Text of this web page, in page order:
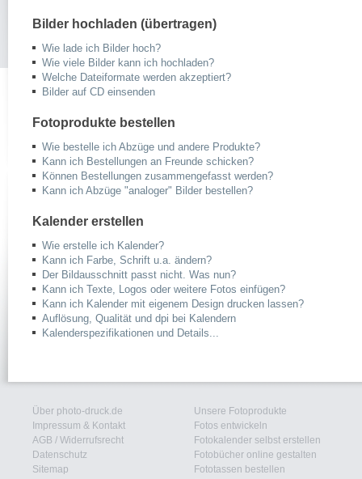
Bilder hochladen (übertragen)
Wie lade ich Bilder hoch?
Wie viele Bilder kann ich hochladen?
Welche Dateiformate werden akzeptiert?
Bilder auf CD einsenden
Fotoprodukte bestellen
Wie bestelle ich Abzüge und andere Produkte?
Kann ich Bestellungen an Freunde schicken?
Können Bestellungen zusammengefasst werden?
Kann ich Abzüge "analoger" Bilder bestellen?
Kalender erstellen
Wie erstelle ich Kalender?
Kann ich Farbe, Schrift u.a. ändern?
Der Bildausschnitt passt nicht. Was nun?
Kann ich Texte, Logos oder weitere Fotos einfügen?
Kann ich Kalender mit eigenem Design drucken lassen?
Auflösung, Qualität und dpi bei Kalendern
Kalenderspezifikationen und Details...
Über photo-druck.de
Impressum & Kontakt
AGB / Widerrufsrecht
Datenschutz
Sitemap
Unsere Fotoprodukte
Fotos entwickeln
Fotokalender selbst erstellen
Fotobücher online gestalten
Fototassen bestellen